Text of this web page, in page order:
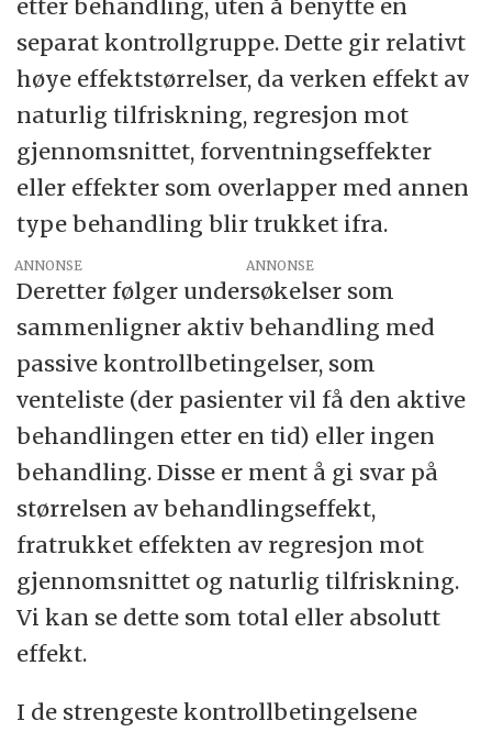
etter behandling, uten å benytte en
separat kontrollgruppe. Dette gir relativt
høye effektstørrelser, da verken effekt av
naturlig tilfriskning, regresjon mot
gjennomsnittet, forventningseffekter
eller effekter som overlapper med annen
type behandling blir trukket ifra.
ANNONSE
Deretter følger undersøkelser som
sammenligner aktiv behandling med
passive kontrollbetingelser, som
venteliste (der pasienter vil få den aktive
behandlingen etter en tid) eller ingen
behandling. Disse er ment å gi svar på
størrelsen av behandlingseffekt,
fratrukket effekten av regresjon mot
gjennomsnittet og naturlig tilfriskning.
Vi kan se dette som total eller absolutt
effekt.
I de strengeste kontrollbetingelsene